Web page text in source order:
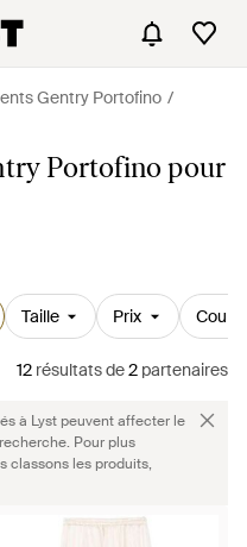
Gentry Portofino
Portofino pour
Taille Prix
12 résultatsde2 partenaires
à Lyst peuvent affecter le
Pour plus
classons les produits,